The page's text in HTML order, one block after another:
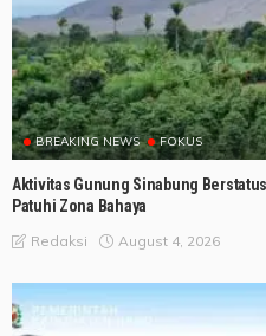
BREAKING NEWS FOKUS
Aktivitas Gunung Sinabung
Patuhi Zona Bahaya
Redaksi August 4, 2026